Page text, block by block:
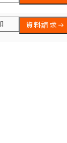
資料請求